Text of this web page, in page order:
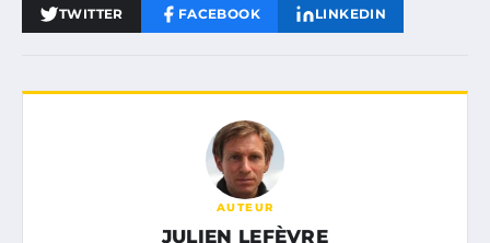
TWITTER FACEBOOK LINKEDIN
AUTEUR
JULIEN LEFÈVRE